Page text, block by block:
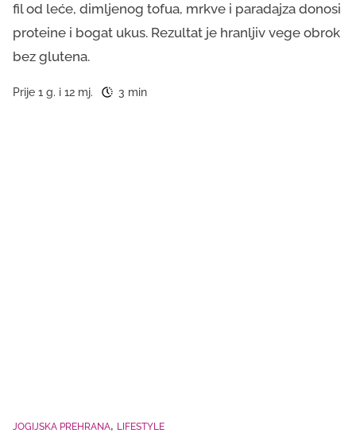
fil od leće, dimljenog tofua, mrkve i paradajza donosi
proteine i bogat ukus. Rezultat je hranljiv vege obrok
bez glutena.
Prije 1 g. i 12 mj. 3 min
JOGIJSKA PREHRANA LIFESTYLE